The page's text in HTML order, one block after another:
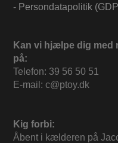
- Persondatapolitik
Kan vi hjælpe dig med
på:
Telefon: 39 56 50 51
E-mail: c@ptoy.dk
Kig forbi:
Åbent i kælderen på